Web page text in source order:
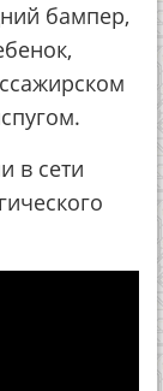
бампер,
в сети